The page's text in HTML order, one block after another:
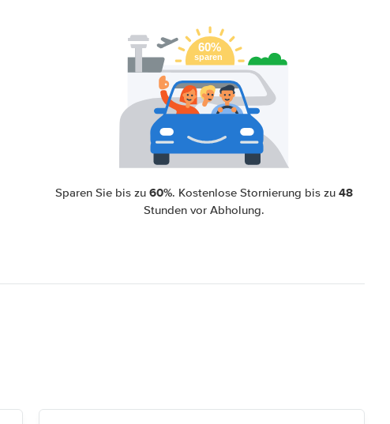
Sparen Sie bis zu60%. Kostenlose Stornierung bis zu48
Stunden vor Abholung.